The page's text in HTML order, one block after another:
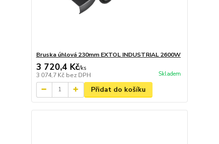
Bruska úhlová 230mm EXTOL INDUSTRIAL 2600W
3 720,4 Kč/ks
3 074,7 Kč bez DPH Skladem
Přidat do košíku